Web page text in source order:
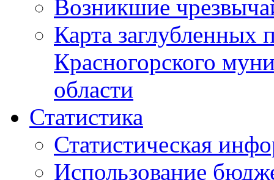
Возникшие
Карта
Красногорского
области
Статистика
Статистическая
Использование